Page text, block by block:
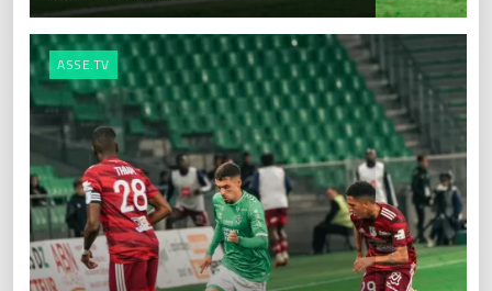
ASSE.TV